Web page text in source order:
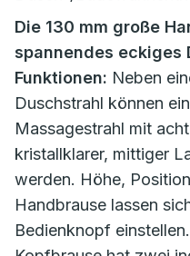
Die 130 mm große
spannendes eckiges
Funktionen: Neben
Duschstrahl können
Massagestrahl mit
kristallklarer, mittiger
werden. Höhe,
Handbrause lassen
Bedienknopf